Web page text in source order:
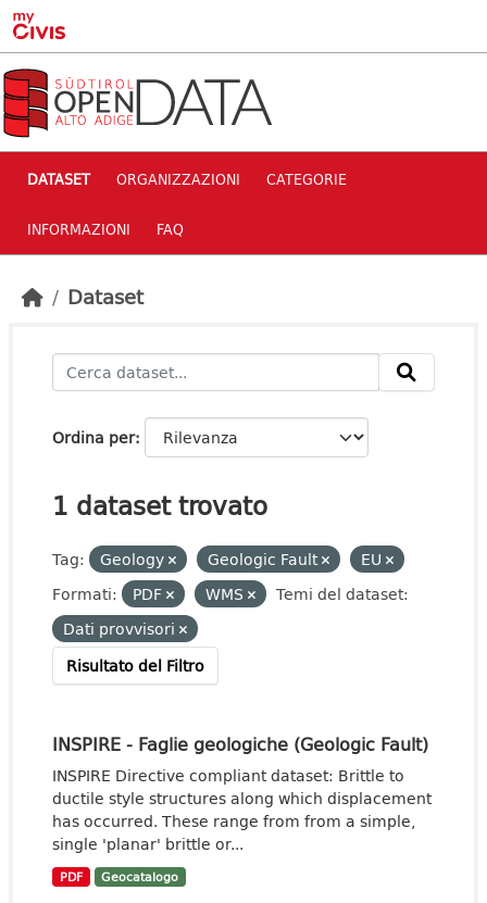
Skip to main content
DATASET ORGANIZZAZIONI CATEGORIE
INFORMAZIONI FAQ
Dataset
Ordina per
1 dataset trovato
Tag: Geology Geologic Fault
EU
Formati:
PDF WMS
Temi del dataset:
Dati provvisori
Risultato del Filtro
INSPIRE - Faglie geologiche (Geologic Fault)
INSPIRE Directive compliant dataset: Brittle to
ductile style structures along which displacement
has occurred. These range from from a simple,
single 'planar' brittle or...
PDF Geocatalogo